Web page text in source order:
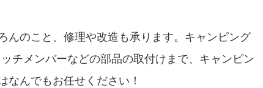
んのこと、修理や改造も承ります。キャンピング
チメンバーなどの部品の取付けまで、キャンピン
なんでもお任せください！